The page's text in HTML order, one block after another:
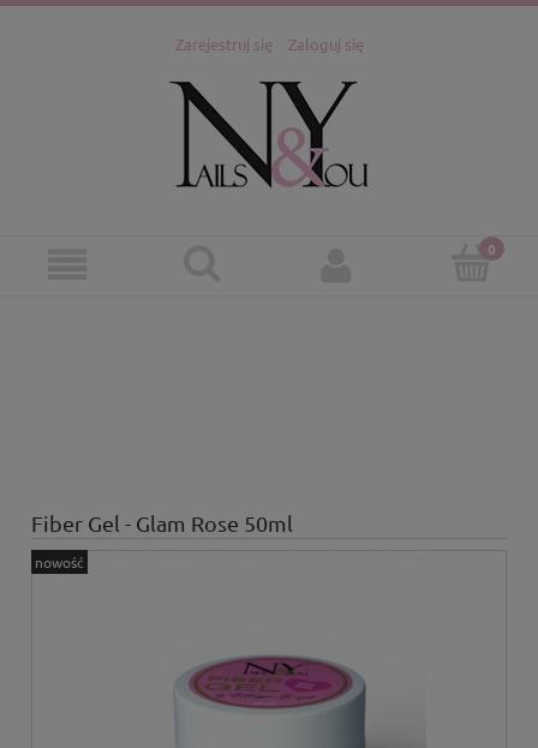
Zarejestruj się Zaloguj się
Fiber Gel - Glam Rose 50ml
nowość